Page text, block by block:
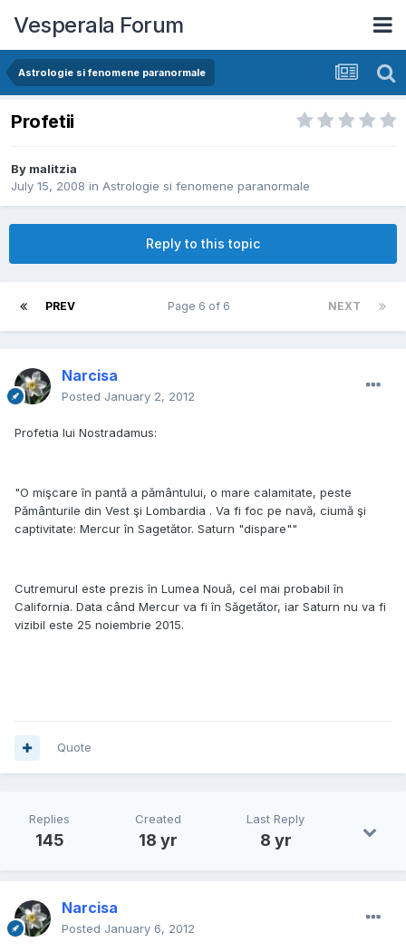
Vesperala Forum
Astrologie si fenomene paranormale
Profetii
By malitzia
July 15, 2008 in Astrologie si fenomene paranormale
Reply to this topic
PREV NEXT
Page 6 of 6
Narcisa
Posted January 2, 2012
Profetia lui Nostradamus:
"O mişcare în pantă a pământului, o mare calamitate, peste
Pământurile din Vest şi Lombardia . Va fi foc pe navă, ciumă şi
captivitate: Mercur în Sagetător. Saturn "dispare""
Cutremurul este prezis în Lumea Nouă, cel mai probabil în
California. Data când Mercur va fi în Săgetător, iar Saturn nu va fi
vizibil este 25 noiembrie 2015.
Quote
Replies
145
Created
18 yr
Last Reply
8 yr
Narcisa
Posted January 6, 2012